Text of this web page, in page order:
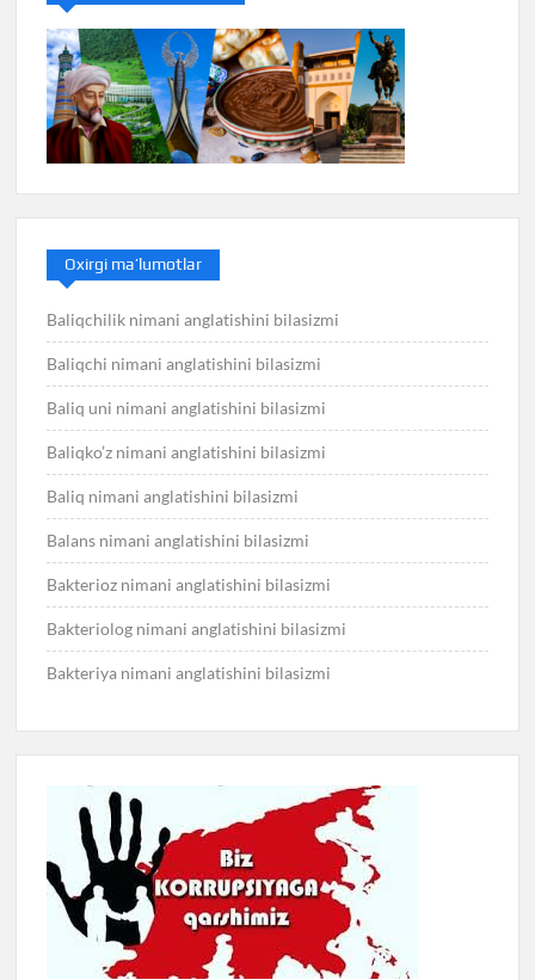
Oxirgi ma’lumotlar
Baliqchilik nimani anglatishini bilasizmi
Baliqchi nimani anglatishini bilasizmi
Baliq uni nimani anglatishini bilasizmi
Baliqko’z nimani anglatishini bilasizmi
Baliq nimani anglatishini bilasizmi
Balans nimani anglatishini bilasizmi
Bakterioz nimani anglatishini bilasizmi
Bakteriolog nimani anglatishini bilasizmi
Bakteriya nimani anglatishini bilasizmi